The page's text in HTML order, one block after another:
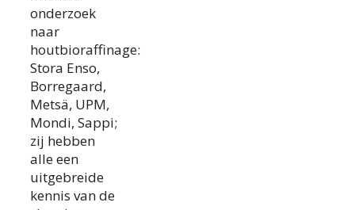
onderzoek
naar
houtbioraffinage:
Stora Enso,
Borregaard,
Metsä, UPM,
Mondi, Sappi;
zij hebben
alle een
uitgebreide
kennis van de